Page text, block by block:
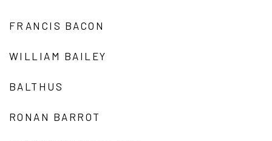
FRANCIS BACON
WILLIAM BAILEY
BALTHUS
RONAN BARROT